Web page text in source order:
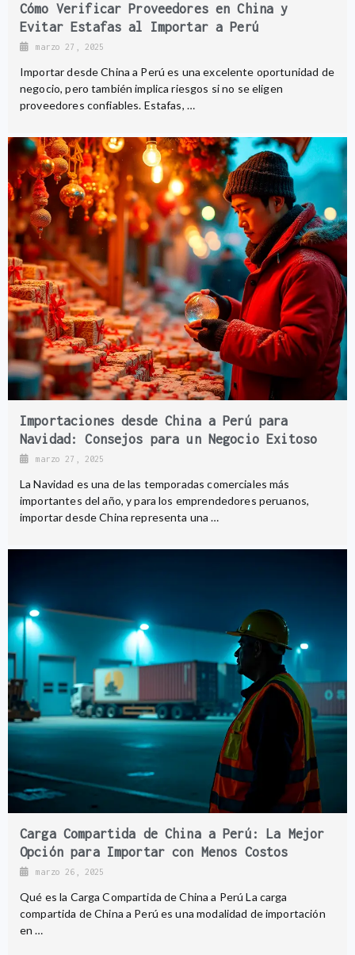
Cómo Verificar Proveedores en China y
Evitar Estafas al Importar a Perú
marzo 27, 2025
Importar desde China a Perú es una excelente oportunidad de
negocio, pero también implica riesgos si no se eligen
proveedores confiables. Estafas, …
Importaciones desde China a Perú para
Navidad: Consejos para un Negocio Exitoso
marzo 27, 2025
La Navidad es una de las temporadas comerciales más
importantes del año, y para los emprendedores peruanos,
importar desde China representa una …
Carga Compartida de China a Perú: La Mejor
Opción para Importar con Menos Costos
marzo 26, 2025
Qué es la Carga Compartida de China a Perú La carga
compartida de China a Perú es una modalidad de importación
en …